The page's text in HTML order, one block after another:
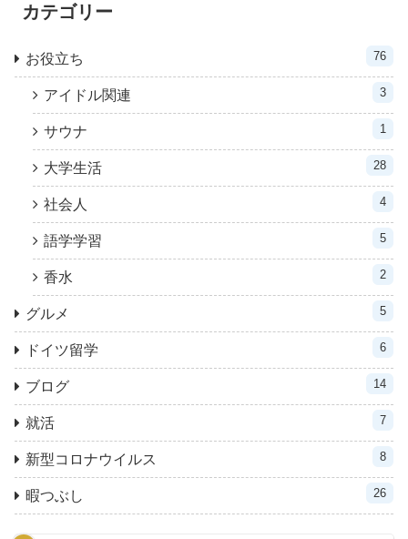
カテゴリー
お役立ち 76
アイドル関連 3
サウナ 1
大学生活 28
社会人 4
語学学習 5
香水 2
グルメ 5
ドイツ留学 6
ブログ 14
就活 7
新型コロナウイルス 8
暇つぶし 26